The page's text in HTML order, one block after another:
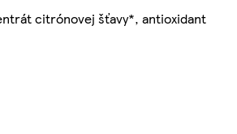
citrónovej šťavy*, antioxidant